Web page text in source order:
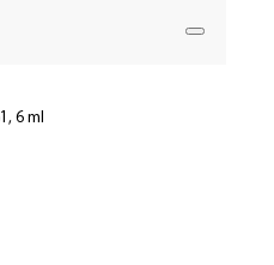
6 ml